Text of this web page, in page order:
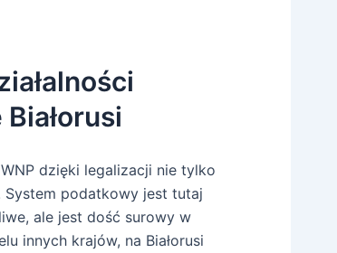
dzięki legalizacji nie tylko
System podatkowy jest tutaj
ale jest dość surowy w
innych krajów, na Białorusi